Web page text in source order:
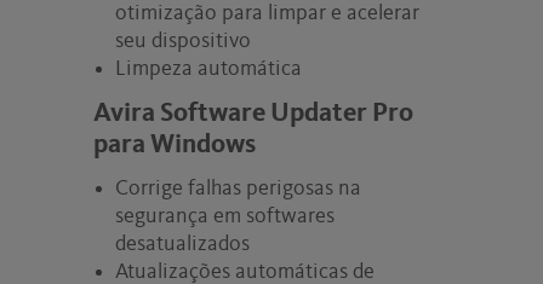
otimização para limpar e acelerar
seu dispositivo
Limpeza automática
Avira Software Updater Pro
para Windows
Corrige falhas perigosas na
segurança em softwares
desatualizados
Atualizações automáticas de